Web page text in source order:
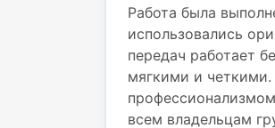
Работа была
использовались
передач работает
мягкими и
всем владельцам